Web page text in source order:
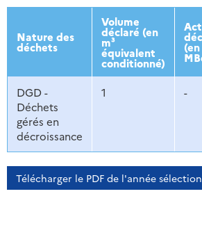
2013 2014
Nature des
déchets
Volume
déclaré (en
m³
équivalent
conditionné)
(en
DGD -
Déchets
gérés en
décroissance
1 -
Télécharger le PDF de l'année